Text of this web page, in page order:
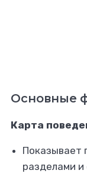
Основные
Карта
Показывает
разделами